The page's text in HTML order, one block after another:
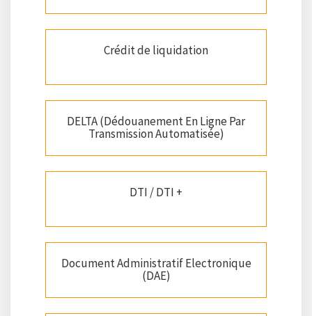
Crédit de liquidation
DELTA (Dédouanement En Ligne Par
Transmission Automatisée)
DTI / DTI +
Document Administratif Electronique
(DAE)